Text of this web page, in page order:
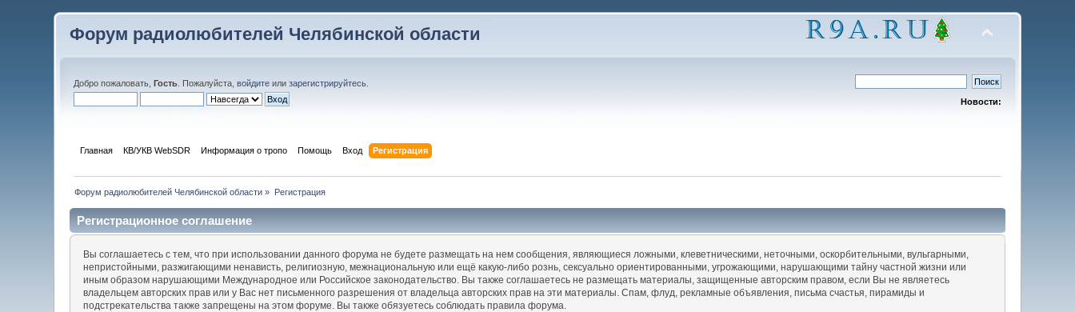
Форум радиолюбителей Челябинской области
Добро пожаловать,Гость . Пожалуйста,войдите илизарегистрируйтесь
Новости:
Главная КВ/УКВ WebSDR Информация о тропо Помощь Вход Регистрация
Форум радиолюбителей Челябинской области » Регистрация
Регистрационное соглашение
Вы соглашаетесь с тем, что при использовании данного форума не будете размещать на нем сообщения, являющиеся ложными, клеветническими, неточными, оскорбительными, вульгарными,
непристойными, разжигающими ненависть, религиозную, межнациональную или ещё какую-либо рознь, сексуально ориентированными, угрожающими, нарушающими тайну частной жизни или
иным образом нарушающими Международное или Российское законодательство. Вы также соглашаетесь не размещать материалы, защищенные авторским правом, если Вы не являетесь
владельцем авторских прав или у Вас нет письменного разрешения от владельца авторских прав на эти материалы. Спам, флуд, рекламные объявления, письма счастья, пирамиды и
подстрекательства также запрещены на этом форуме. Вы также обязуетесь соблюдать правила форума.